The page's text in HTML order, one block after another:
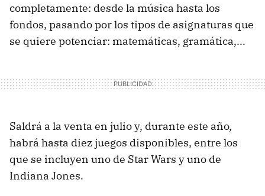
completamente: desde la música hasta los
fondos, pasando por los tipos de asignaturas que
se quiere potenciar: matemáticas, gramática,...
Saldrá a la venta en julio y, durante este año,
habrá hasta diez juegos disponibles, entre los
que se incluyen uno de Star Wars y uno de
Indiana Jones.